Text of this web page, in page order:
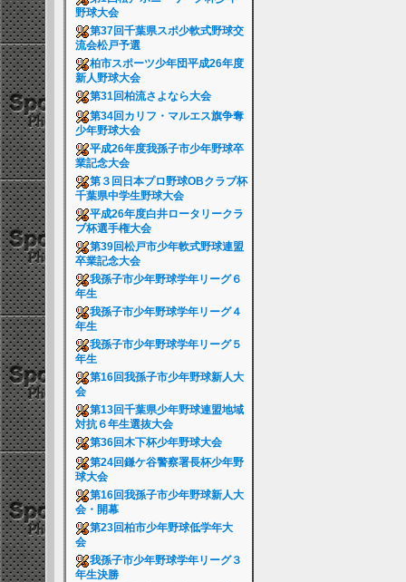
野球大会
第37回千葉県スポ少軟式野球交
流会松戸予選
柏市スポーツ少年団平成26年度
新人野球大会
第31回柏流さよなら大会
第34回カリフ・マルエス旗争奪
少年野球大会
平成26年度我孫子市少年野球卒
業記念大会
第３回日本プロ野球OBクラブ杯
千葉県中学生野球大会
平成26年度白井ロータリークラ
ブ杯選手権大会
第39回松戸市少年軟式野球連盟
卒業記念大会
我孫子市少年野球学年リーグ６
年生
我孫子市少年野球学年リーグ４
年生
我孫子市少年野球学年リーグ５
年生
第16回我孫子市少年野球新人大
会
第13回千葉県少年野球連盟地域
対抗６年生選抜大会
第36回木下杯少年野球大会
第24回鎌ケ谷警察署長杯少年野
球大会
第16回我孫子市少年野球新人大
会・開幕
第23回柏市少年野球低学年大
会
我孫子市少年野球学年リーグ３
年生決勝